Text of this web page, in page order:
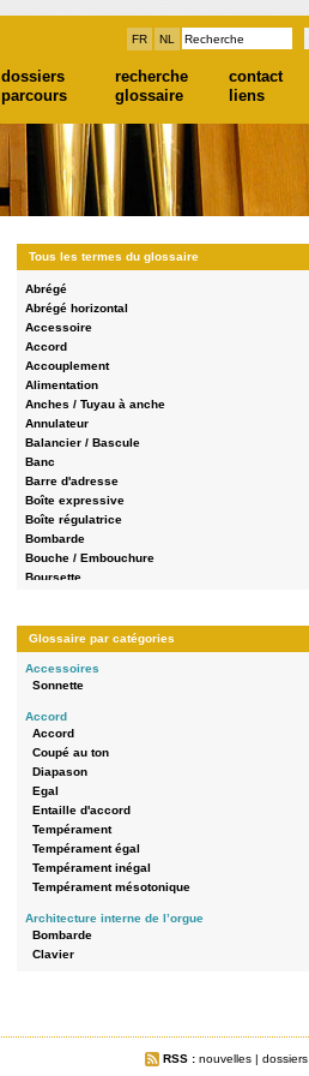
FR NL
dossiers recherche
contact
parcours glossaire liens
Tous les termes du glossaire
Abrégé
Abrégé horizontal
Accessoire
Accord
Accouplement
Alimentation
Anches / Tuyau à anche
Annulateur
Balancier / Bascule
Banc
Barre d'adresse
Boîte expressive
Boîte régulatrice
Bombarde
Bouche / Embouchure
Boursette
buffet en encorbellement
Chape
Châssis
Chromatique
Claire-voie
Clavier
Clavier à bascule
Clavier à bascule
Clavier axé en queue
Clavier axé en queue
Colonne d'eau
Composition
Console
Console en fenêtre
console renversée
Construction
Coupé au ton
Glossaire par catégories
Accessoires
Sonnette
Accord
Accord
Coupé au ton
Diapason
Egal
Entaille d'accord
Tempérament
Tempérament égal
Tempérament inégal
Tempérament mésotonique
Architecture interne de l’orgue
Bombarde
Clavier
RSS : nouvelles | dossiers